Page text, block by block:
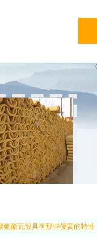
氨酯瓦殼具有那些優質的特性